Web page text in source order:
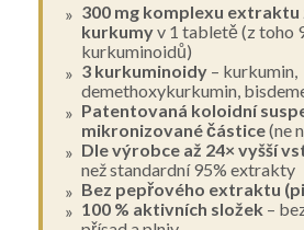
300 mg komplexu extraktu
kurkumyv 1 tabletě (z toho
kurkuminoidů)
3 kurkuminoidy – kurkumin,
demethoxykurkumin,
Patentovaná koloidní
mikronizované částice(ne
Dle výrobce až 24× vyšší
než standardní 95% extrakty
Bez pepřového extraktu
100 % aktivních složek –